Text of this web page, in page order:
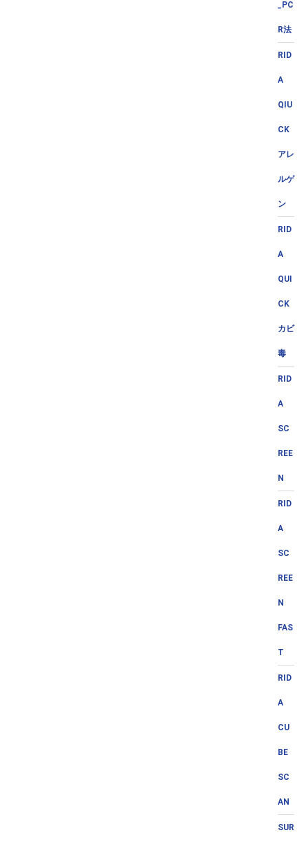
_PC
R法
RID
A
QIU
CK
アレ
ルゲ
ン
RID
A
QUI
CK
カビ
毒
RID
A
SC
REE
N
RID
A
SC
REE
N
FAS
T
RID
A
CU
BE
SC
AN
SUR